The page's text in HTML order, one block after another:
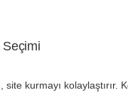
kurmayı kolaylaştırır.